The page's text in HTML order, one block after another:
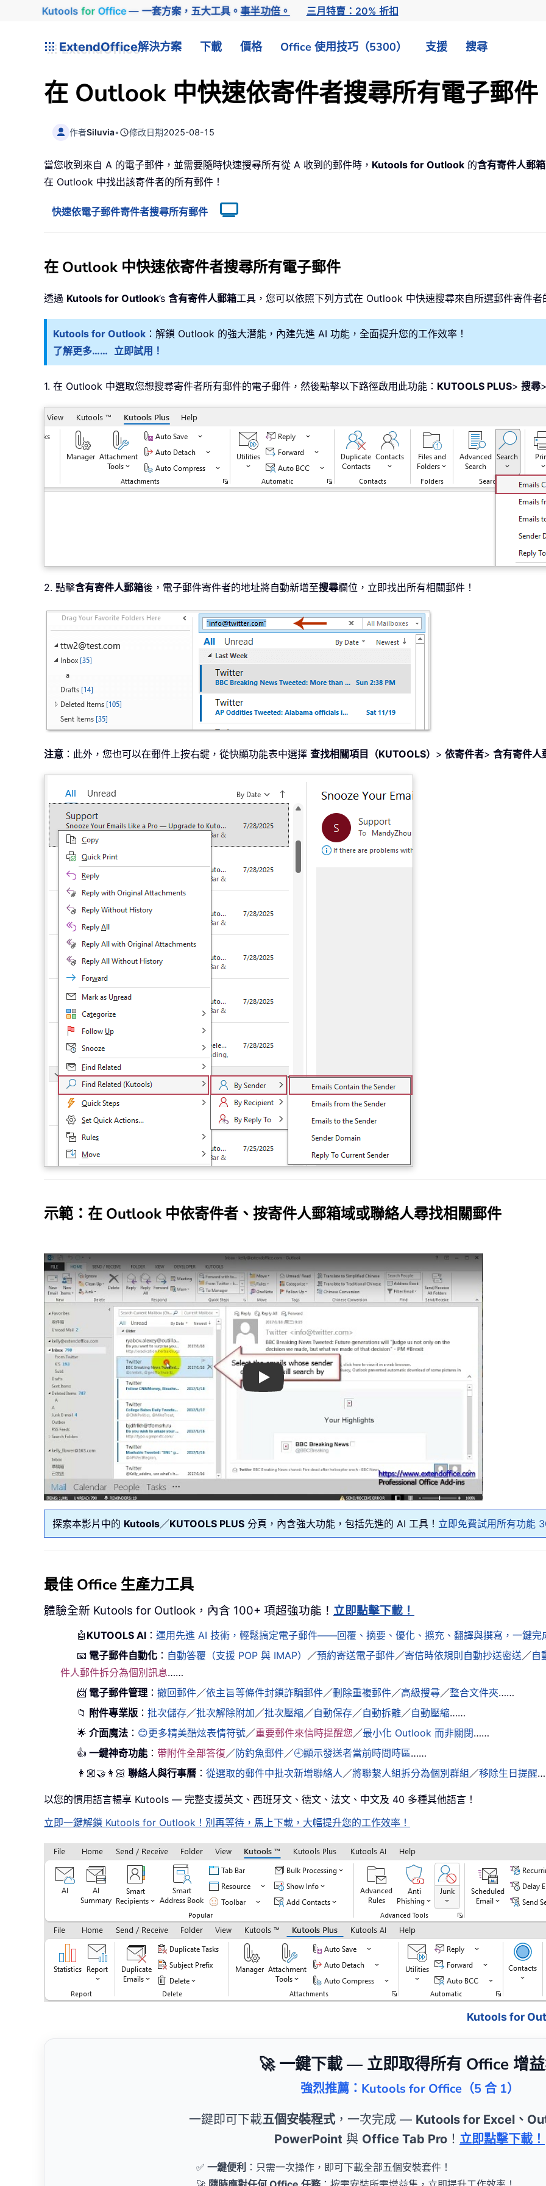
Kutools for Office— 一套方案，五大工具。事半功倍。 三月特賣：20% 折扣
ExtendOffice解決方案 下載 價格 Office 使用技巧（5300） 支援 搜尋
在 Outlook 中快速依寄件者搜尋所有電子郵件
作者Siluvia• 修改日期2025-08-15
當您收到來自 A 的電子郵件，並需要隨時快速搜尋所有從 A 收到的郵件時， Kutools for Outlook 的含有寄件人郵箱
在 Outlook 中找出該寄件者的所有郵件！
快速依電子郵件寄件者搜尋所有郵件
在 Outlook 中快速依寄件者搜尋所有電子郵件
透過 Kutools for Outlook’s 含有寄件人郵箱工具，您可以依照下列方式在 Outlook 中快速搜尋來自所選郵件寄件者
Kutools for Outlook ：解鎖 Outlook 的強大潛能，內建先進 AI 功能，全面提升您的工作效率！
了解更多…… 立即試用！
1. 在 Outlook 中選取您想搜尋寄件者所有郵件的電子郵件，然後點擊以下路徑啟用此功能： KUTOOLS PLUS> 搜尋>
2. 點擊含有寄件人郵箱後，電子郵件寄件者的地址將自動新增至搜尋欄位，立即找出所有相關郵件！
注意 ：此外，您也可以在郵件上按右鍵，從快顯功能表中選擇 查找相關項目（KUTOOLS） > 依寄件者> 含有寄件人
示範：在 Outlook 中依寄件者、按寄件人郵箱域或聯絡人尋找相關郵件
Play
探索本影片中的 Kutools／KUTOOLS PLUS 分頁，內含強大功能，包括先進的 AI 工具！ 立即免費試用所有功能
最佳 Office 生產力工具
體驗全新 Kutools for Outlook，內含 100+ 項超強功能！ 立即點擊下載！
🤖 KUTOOLS AI ：運用先進 AI 技術，輕鬆搞定電子郵件——回覆、摘要、優化、擴充、翻譯與撰寫，一鍵完
📧 電子郵件自動化 ： 自動答覆（支援 POP 與 IMAP） ／預約寄送電子郵件／寄信時依規則自動抄送密送／自
件人郵件拆分為個別訊息……
📨 電子郵件管理 ：撤回郵件／依主旨等條件封鎖詐騙郵件／刪除重複郵件／高級搜尋／整合文件夾……
📁 附件專業版 ：批次儲存／批次解除附加／批次壓縮／自動保存／自動拆離／自動壓縮……
🌟 介面魔法 ： 😊更多精美酷炫表情符號／重要郵件來信時提醒您／最小化 Outlook 而非關閉……
👍 一鍵神奇功能 ： 帶附件全部答復／防釣魚郵件／🕘顯示發送者當前時間時區……
👩🏼‍🤝‍👩🏻 聯絡人與行事曆 ：從選取的郵件中批次新增聯絡人／將聯繫人組拆分為個別群組 ／移除生日提醒
以您的慣用語言暢享 Kutools — 完整支援英文、西班牙文、德文、法文、中文及 40 多種其他語言！
立即一鍵解鎖 Kutools for Outlook！別再等待，馬上下載，大幅提升您的工作效率！
Kutools for
🚀 一鍵下載 — 立即取得所有 Office 增
強烈推薦：Kutools for Office（5 合 1）
一鍵即可下載五個安裝程式 ，一次完成 — Kutools for Excel、
PowerPoint 與 Office Tab Pro ！ 立即點擊下載！
✅ 一鍵便利 ：只需一次操作，即可下載全部五個安裝套件！